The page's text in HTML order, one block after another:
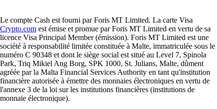
Le compte Cash est fourni par Foris MT Limited. La carte Visa
Crypto.com est émise et promue par Foris MT Limited en vertu de sa
licence Visa Principal Member (émission). Foris MT Limited est une
société à responsabilité limitée constituée à Malte, immatriculée sous le
numéro C 90348 et dont le siège social est situé au Level 7, Spinola
Park, Triq Mikiel Ang Borg, SPK 1000, St. Julians, Malte, dûment
agréée par la Malta Financial Services Authority en tant qu'institution
financière autorisée à émettre des monnaies électroniques en vertu de
l'annexe 3 de la loi sur les institutions financières (institutions de
monnaie électronique).